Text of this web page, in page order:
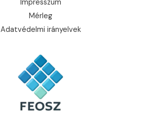
Impresszum
Mérleg
Adatvédelmi irányelvek